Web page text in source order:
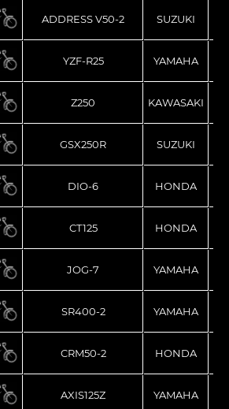
ADDRESS V50-2 SUZUKI
YZF-R25 YAMAHA
Z250 KAWASAKI
GSX250R SUZUKI
DIO-6 HONDA
CT125 HONDA
JOG-7 YAMAHA
SR400-2 YAMAHA
CRM50-2 HONDA
AXIS125Z YAMAHA